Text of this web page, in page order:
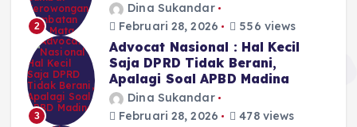
2
Dina Sukandar
Februari 28, 2026
556 views
3
Advocat Nasional : Hal Kecil
Saja DPRD Tidak Berani,
Apalagi Soal APBD Madina
Dina Sukandar
Februari 28, 2026
478 views